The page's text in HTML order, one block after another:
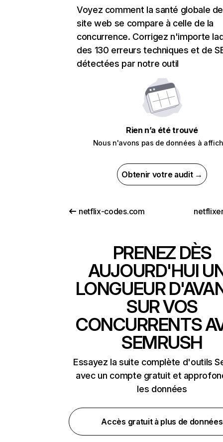
Voyez comment la santé globale
site web se compare à celle de la
concurrence. Corrigez n'importe
des 130 erreurs techniques et de
détectées par notre outil
Rien n’a été trouvé
Nous n'avons pas de données à
Obtenir votre audit →
netflix-codes.com
PRENEZ DÈS
AUJOURD'HUI
LONGUEUR
SUR VOS
CONCURRENTS
SEMRUSH
Essayez la suite complète d'outils
avec un compte gratuit et
les données
Accès gratuit à plus de données